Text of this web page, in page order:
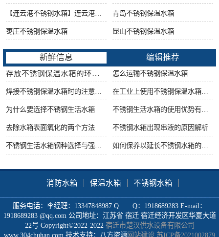
青岛不锈钢保温水箱
枣庄不锈钢保温水箱 昆山不锈钢保温水箱
新鲜信息 编辑推荐
存放不锈钢保温水箱的环境要求 怎么运输不锈钢保温水箱
为什么要选择不锈钢生活水箱
去除水箱表面氧化的两个方法 不锈钢水箱出现串液的原因解析
消防水箱 保温水箱 不锈钢水箱
服务电话：李经理：13347848987 Q Q：1918689283 E-mail：
1918689283 @qq.com 公司地址：江苏省 宿迁 宿迁经济开发区华夏大道
22号 Copyright©2022-2022 宿迁市楚汉供水设备有限公司
www.304chuhan.com 技术支持：八方资源网站建设 苏ICP备2021002879